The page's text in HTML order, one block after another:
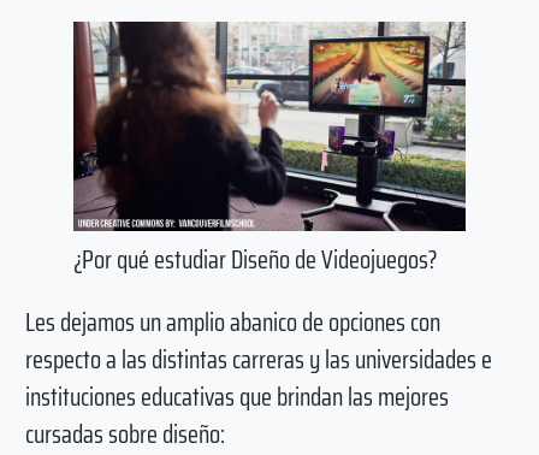
¿Por qué estudiar Diseño de Videojuegos?
Les dejamos un amplio abanico de opciones con
respecto a las distintas carreras y las universidades e
instituciones educativas que brindan las mejores
cursadas sobre diseño: